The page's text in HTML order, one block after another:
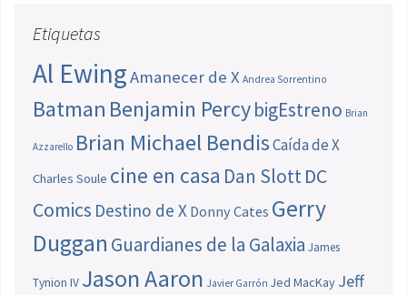
Etiquetas
Al EwingAmanecer de X Andrea Sorrentino
Batman Benjamin PercybigEstreno Brian
Azzarello Brian Michael BendisCaída de X
Charles Soule cine en casa Dan SlottDC
Comics Destino de X Donny Cates Gerry
Duggan Guardianes de la Galaxia James
Tynion IV Jason Aaron Javier Garrón Jed MacKay Jeff